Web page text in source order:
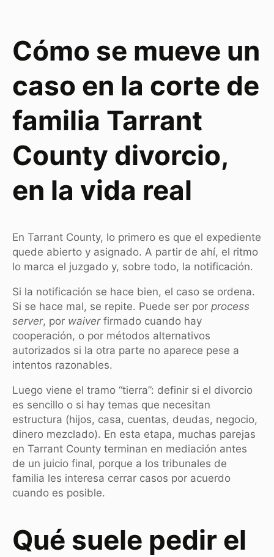
Cómo se mueve un
caso en la corte de
familia Tarrant
County divorcio,
en la vida real
En Tarrant County, lo primero es que el expediente
quede abierto y asignado. A partir de ahí, el ritmo
lo marca el juzgado y, sobre todo, la notificación.
Si la notificación se hace bien, el caso se ordena.
Si se hace mal, se repite. Puede ser por process
server, por waiverfirmado cuando hay
cooperación, o por métodos alternativos
autorizados si la otra parte no aparece pese a
intentos razonables.
Luego viene el tramo “tierra”: definir si el divorcio
es sencillo o si hay temas que necesitan
estructura (hijos, casa, cuentas, deudas, negocio,
dinero mezclado). En esta etapa, muchas parejas
en Tarrant County terminan en mediación antes
de un juicio final, porque a los tribunales de
familia les interesa cerrar casos por acuerdo
cuando es posible.
Qué suele pedir el